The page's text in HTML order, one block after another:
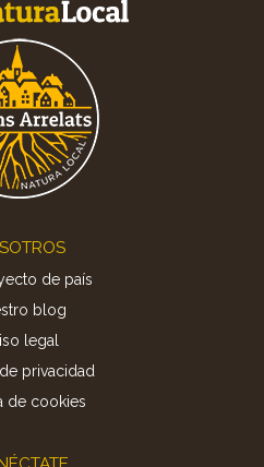
de país
blog
legal
privacidad
de cookies